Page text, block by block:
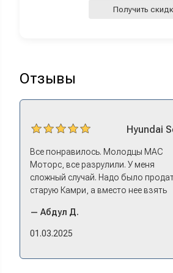
Получить
Отзывы
Hyundai
Все понравилось. Молодцы МАС
Моторс, все разрулили. У меня
сложный случай. Надо было
старую Камри, а вместо нее взять
лучше немного б/у, чтоб подешевле.
и автокредит найти не с
— Абдул Д.
01.03.2025